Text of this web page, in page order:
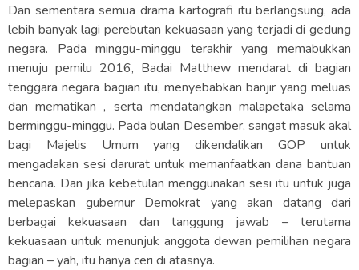
Dan sementara semua drama kartografi itu berlangsung, ada
lebih banyak lagi perebutan kekuasaan yang terjadi di gedung
negara. Pada minggu-minggu terakhir yang memabukkan
menuju pemilu 2016, Badai Matthew mendarat di bagian
tenggara negara bagian itu, menyebabkan banjir yang meluas
dan mematikan , serta mendatangkan malapetaka selama
berminggu-minggu. Pada bulan Desember, sangat masuk akal
bagi Majelis Umum yang dikendalikan GOP untuk
mengadakan sesi darurat untuk memanfaatkan dana bantuan
bencana. Dan jika kebetulan menggunakan sesi itu untuk juga
melepaskan gubernur Demokrat yang akan datang dari
berbagai kekuasaan dan tanggung jawab – terutama
kekuasaan untuk menunjuk anggota dewan pemilihan negara
bagian – yah, itu hanya ceri di atasnya.